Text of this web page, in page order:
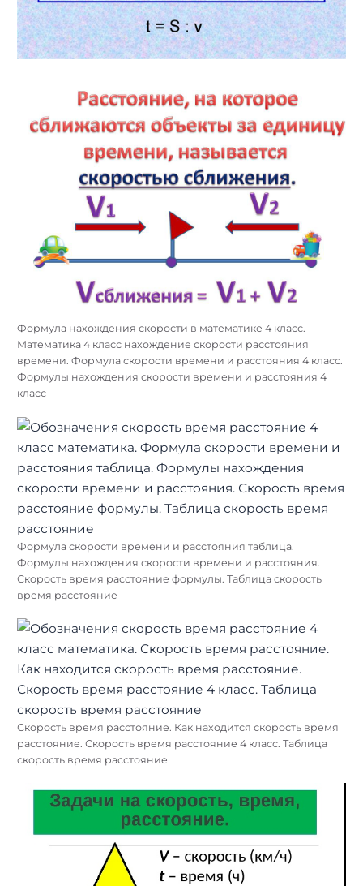
Формула нахождения скорости в математике 4 класс.
Математика 4 класс нахождение скорости расстояния
времени. Формула скорости времени и расстояния 4 класс.
Формулы нахождения скорости времени и расстояния 4
класс
Формула скорости времени и расстояния таблица.
Формулы нахождения скорости времени и расстояния.
Скорость время расстояние формулы. Таблица скорость
время расстояние
Скорость время расстояние. Как находится скорость время
расстояние. Скорость время расстояние 4 класс. Таблица
скорость время расстояние